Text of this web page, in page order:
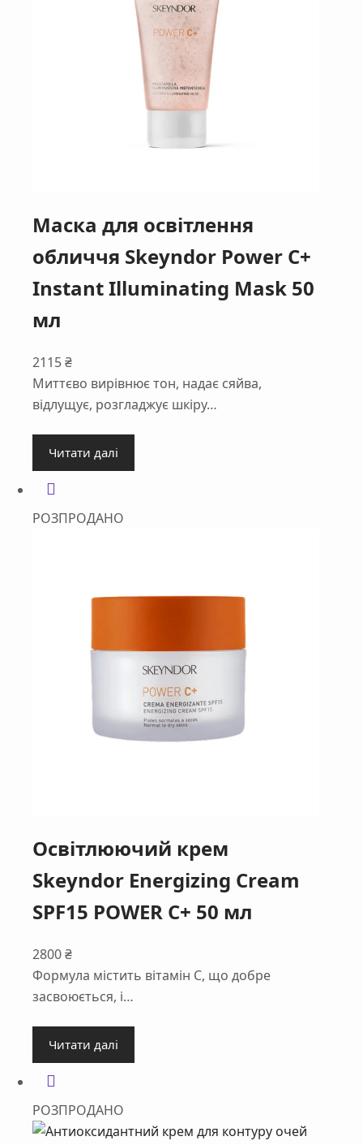
Маска для освітлення
обличчя Skeyndor Power C+
Instant Illuminating Mask 50
мл
2115₴
Миттєво вирівнює тон, надає сяйва,
відлущує, розгладжує шкіру…
Читати далі
РОЗПРОДАНО
Освітлюючий крем
Skeyndor Energizing Cream
SPF15 POWER C+ 50 мл
2800₴
Формула містить вітамін С, що добре
засвоюється, і…
Читати далі
РОЗПРОДАНО